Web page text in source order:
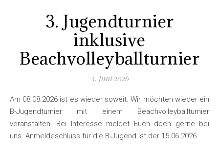
3. Jugendturnier
inklusive
Beachvolleyballturnier
3. Juni 2026
Am 08.08.2026 ist es wieder soweit. Wir möchten wieder ein
B-Jugendturnier mit einem Beachvolleyballturnier
veranstalten. Bei Interesse meldet Euch doch gerne bei
uns. Anmeldeschluss für die B-Jugend ist der 15.06.2026…